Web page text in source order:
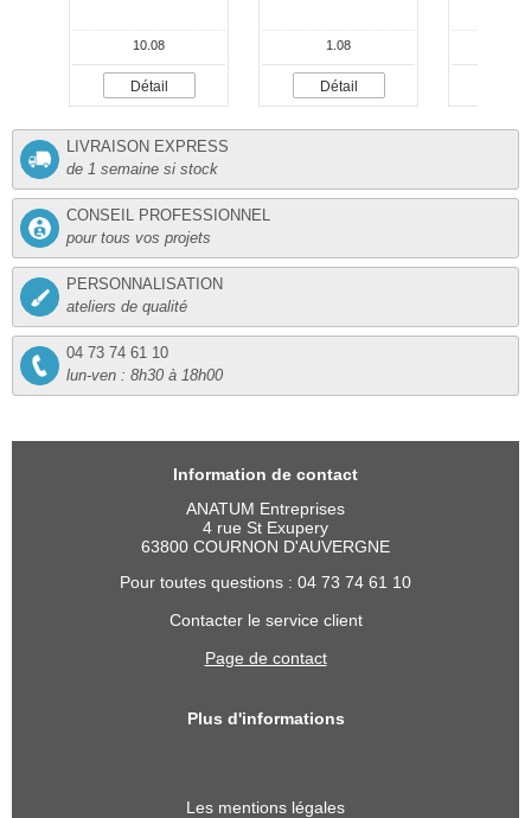
10.08
Détail
1.08
Détail
LIVRAISON EXPRESS
de 1 semaine si stock
CONSEIL PROFESSIONNEL
pour tous vos projets
PERSONNALISATION
ateliers de qualité
04 73 74 61 10
lun-ven : 8h30 à 18h00
Information de contact
ANATUM Entreprises
4 rue St Exupery
63800 COURNON D'AUVERGNE
Pour toutes questions : 04 73 74 61 10
Contacter le service client
Page de contact
Plus d'informations
Les mentions légales